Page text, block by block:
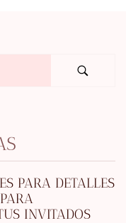
PARA DETALLES
INVITADOS